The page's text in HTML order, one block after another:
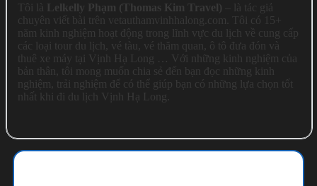
Tôi là Lelkelly Phạm (Thomas Kim Travel) – là tác giả
chuyên viết bài trên vetauthamvinhhalong.com. Tôi có 15+
năm kinh nghiệm hoạt động trong lĩnh vực du lịch về cung cấp
các loại tour du lịch, vé tàu, vé thăm quan, ô tô đưa đón và
thuê xe máy tại Vịnh Hạ Long … Với những kinh nghiệm của
bản thân, tôi mong muốn chia sẻ đến bạn đọc những kinh
nghiệm, trải nghiệm để có thể giúp bạn có những lựa chọn tốt
nhất khi đi du lịch Vịnh Hạ Long.